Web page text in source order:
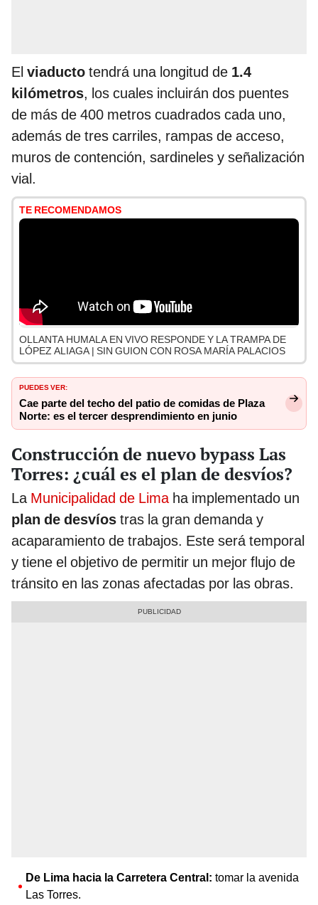
El viaducto tendrá una longitud de 1.4
kilómetros, los cuales incluirán dos puentes
de más de 400 metros cuadrados cada uno,
además de tres carriles, rampas de acceso,
muros de contención, sardineles y señalización
vial.
TE RECOMENDAMOS
OLLANTA HUMALA EN VIVO RESPONDE Y LA TRAMPA DE
LÓPEZ ALIAGA | SIN GUION CON ROSA MARÍA PALACIOS
PUEDES VER:
Cae parte del techo del patio de comidas de Plaza
Norte: es el tercer desprendimiento en junio
Construcción de nuevo bypass Las
Torres: ¿cuál es el plan de desvíos?
La Municipalidad de Limaha implementado un
plan de desvíos tras la gran demanda y
acaparamiento de trabajos. Este será temporal
y tiene el objetivo de permitir un mejor flujo de
tránsito en las zonas afectadas por las obras.
De Lima hacia la Carretera Central: tomar la avenida
Las Torres.